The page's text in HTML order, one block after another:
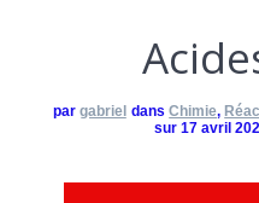
par gabriel dansChimie,
sur 17 avril